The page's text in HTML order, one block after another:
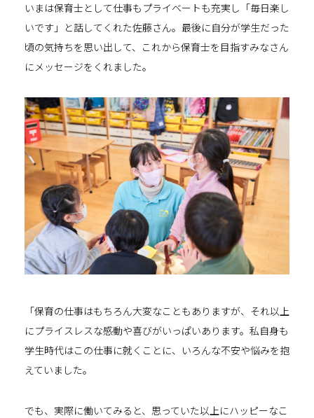
いまは保育士として仕事もプライベートも充実し「毎日楽し
いです」と話してくれた佐藤さん。最後に自分が学生だった
頃の気持ちを思い出して、これから保育士を目指すみなさん
にメッセージをくれました。
「保育の仕事はもちろん大変なこともありますが、それ以上
にプライスレスな感動や喜びがいっぱいあります。私自身も
学生時代はこの仕事に就くことに、いろんな不安や悩みを抱
えていました。
でも、実際に働いてみると、思っていた以上にハッピーなこ